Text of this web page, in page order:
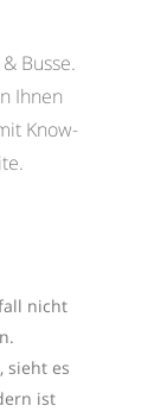
Busse.
Ihnen
Know-
nicht
sieht es
ist